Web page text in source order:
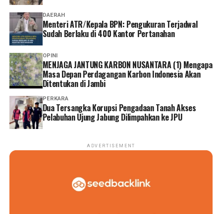
DAERAH
Menteri ATR/Kepala BPN: Pengukuran Terjadwal
Sudah Berlaku di 400 Kantor Pertanahan
OPINI
MENJAGA JANTUNG KARBON NUSANTARA (1) Mengapa
Masa Depan Perdagangan Karbon Indonesia Akan
Ditentukan di Jambi
PERKARA
Dua Tersangka Korupsi Pengadaan Tanah Akses
Pelabuhan Ujung Jabung Dilimpahkan ke JPU
ADVERTISEMENT